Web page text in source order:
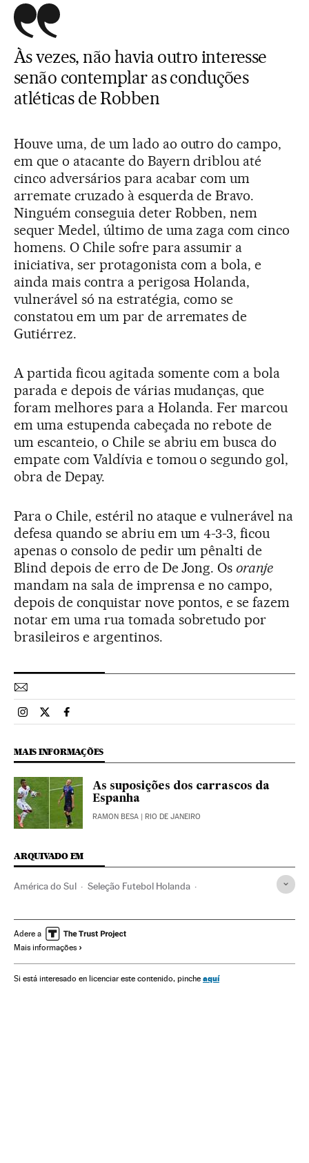
Às vezes, não havia outro interesse
senão contemplar as conduções
atléticas de Robben
Houve uma, de um lado ao outro do campo,
em que o atacante do Bayern driblou até
cinco adversários para acabar com um
arremate cruzado à esquerda de Bravo.
Ninguém conseguia deter Robben, nem
sequer Medel, último de uma zaga com cinco
homens. O Chile sofre para assumir a
iniciativa, ser protagonista com a bola, e
ainda mais contra a perigosa Holanda,
vulnerável só na estratégia, como se
constatou em um par de arremates de
Gutiérrez.
A partida ficou agitada somente com a bola
parada e depois de várias mudanças, que
foram melhores para a Holanda. Fer marcou
em uma estupenda cabeçada no rebote de
um escanteio, o Chile se abriu em busca do
empate com Valdívia e tomou o segundo gol,
obra de Depay.
Para o Chile, estéril no ataque e vulnerável na
defesa quando se abriu em um 4-3-3, ficou
apenas o consolo de pedir um pênalti de
Blind depois de erro de De Jong. Os oranje
mandam na sala de imprensa e no campo,
depois de conquistar nove pontos, e se fazem
notar em uma rua tomada sobretudo por
brasileiros e argentinos.
Esportes El País Brasil en Instagram
Esportes El País Brasil en Twitter
Esportes El País Brasil en Facebook
MAIS INFORMAÇÕES
As suposições dos carrascos da
Espanha
RAMON BESA | RIO DE JANEIRO
ARQUIVADO EM
América do Sul Seleção Futebol Holanda
Copa do Mundo Futebol Futebol
Campeonato mundial
Competições América Selección chilena
Adere a
Mais informações
Si está interesado en licenciar este contenido, pinche aquí